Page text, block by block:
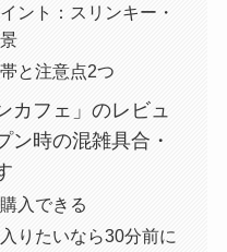
ント：スリンキー・
と注意点2つ
カフェ」のレビュ
ン時の混雑具合・
入できる
りたいなら30分前に